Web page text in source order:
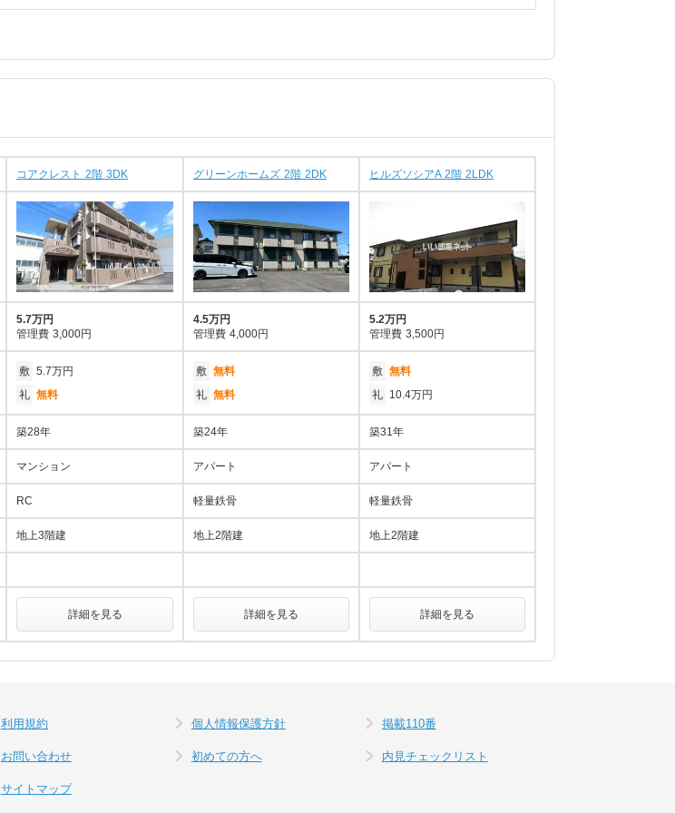
コアクレスト 2階 3DK グリーンホームズ 2階 2DK ヒルズソシアA 2階 2LDK
5.7万円
管理費 3,000円
4.5万円
管理費 4,000円
5.2万円
管理費 3,500円
敷 5.7万円
礼 無料
敷 無料
礼 無料
敷 無料
礼 10.4万円
築28年 築24年 築31年
マンション アパート アパート
RC 軽量鉄骨 軽量鉄骨
地上3階建 地上2階建 地上2階建
詳細を見る 詳細を見る 詳細を見る
利用規約 個人情報保護方針 掲載110番
お問い合わせ 初めての方へ 内見チェックリスト
サイトマップ